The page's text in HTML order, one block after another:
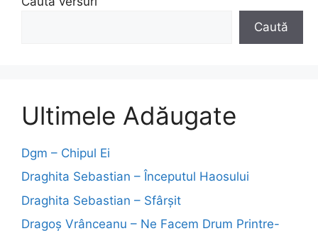
Caută
Ultimele Adăugate
Dgm – Chipul Ei
Draghita Sebastian – Începutul Haosului
Draghita Sebastian – Sfârșit
Dragoş Vrânceanu – Ne Facem Drum Printre-